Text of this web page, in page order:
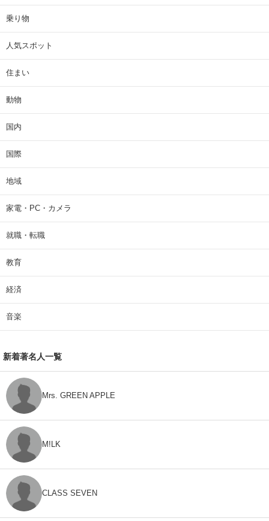
乗り物
人気スポット
住まい
動物
国内
国際
地域
家電・PC・カメラ
就職・転職
教育
経済
音楽
新着著名人一覧
Mrs. GREEN APPLE
M!LK
CLASS SEVEN